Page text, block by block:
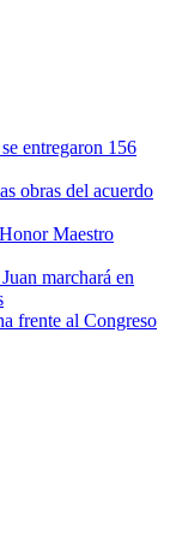
entregaron 156
obras del acuerdo
Maestro
marchará en
frente al Congreso